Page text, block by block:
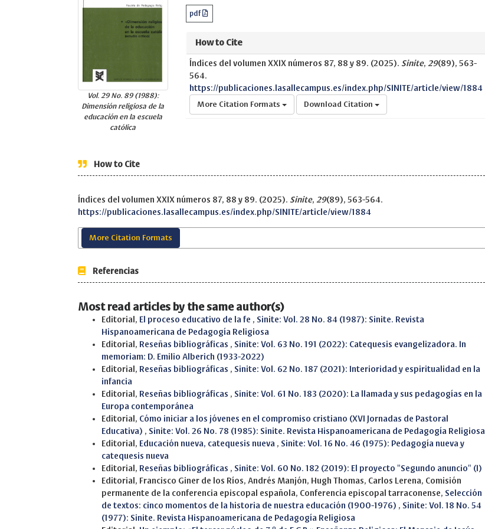
Vol. 29 No. 89 (1988):
Dimensión religiosa de la
educación en la escuela
católica
pdf
How to Cite
Índices del volumen XXIX números 87, 88 y 89. (2025). Sinite, 29(89), 563-
564.
https://publicaciones.lasallecampus.es/index.php/SINITE/article/view/1884
More Citation Formats Download Citation
How to Cite
Índices del volumen XXIX números 87, 88 y 89. (2025). Sinite, 29(89), 563-564.
https://publicaciones.lasallecampus.es/index.php/SINITE/article/view/1884
More Citation Formats
Referencias
Most read articles by the same author(s)
Editorial, El proceso educativo de la fe , Sinite: Vol. 28 No. 84 (1987): Sinite. Revista
Hispanoamericana de Pedagogía Religiosa
Editorial, Reseñas bibliográficas , Sinite: Vol. 63 No. 191 (2022): Catequesis evangelizadora. In
memoriam: D. Emilio Alberich (1933-2022)
Editorial, Reseñas bibliográficas , Sinite: Vol. 62 No. 187 (2021): Interioridad y espiritualidad en la
infancia
Editorial, Reseñas bibliográficas , Sinite: Vol. 61 No. 183 (2020): La llamada y sus pedagogías en la
Europa contemporánea
Editorial, Cómo iniciar a los jóvenes en el compromiso cristiano (XVI Jornadas de Pastoral
Educativa) , Sinite: Vol. 26 No. 78 (1985): Sinite. Revista Hispanoamericana de Pedagogía Religiosa
Editorial, Educación nueva, catequesis nueva , Sinite: Vol. 16 No. 46 (1975): Pedagogía nueva y
catequesis nueva
Editorial, Reseñas bibliográficas , Sinite: Vol. 60 No. 182 (2019): El proyecto "Segundo anuncio" (I)
Editorial, Francisco Giner de los Ríos, Andrés Manjón, Hugh Thomas, Carlos Lerena, Comisión
permanente de la conferencia episcopal española, Conferencia episcopal tarraconense, Selección
de textos: cinco momentos de la historia de nuestra educación (1900-1976) , Sinite: Vol. 18 No. 54
(1977): Sinite. Revista Hispanoamericana de Pedagogía Religiosa